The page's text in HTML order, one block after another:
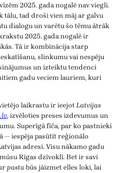
2025. gada nogalē nav viegli.
tālu, tad droši vien māj ar galvu
dialogu un varētu šo tēmu ātrāk
2025. gada nogalē ir
Tā ir kombinācija starp
slinkumu vai nespēju
un izteiktu tendenci
gadu veciem lauriem, kuri
laikrastu ir ieejotLatvijas
, izvēloties preses izdevumus un
Superīgā fīča, par ko pastnieki
— iespēja pasūtīt reģionālo
adresi. Visu nākamo gadu
Rīgas dzīvoklī. Bet ir savi
pastubūs jāizmet elles loki, lai